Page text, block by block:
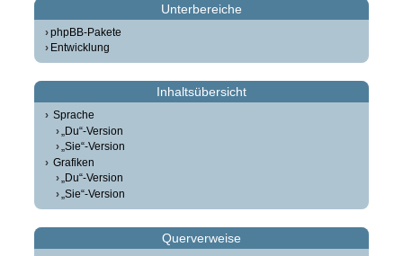
Unterbereiche
phpBB-Pakete
Entwicklung
Inhaltsübersicht
Sprache
„Du“-Version
„Sie“-Version
Grafiken
„Du“-Version
„Sie“-Version
Querverweise